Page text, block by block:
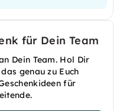
für Dein Team
Dein Team. Hol Dir
genau zu Euch
für